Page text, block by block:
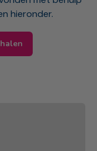
hieronder.